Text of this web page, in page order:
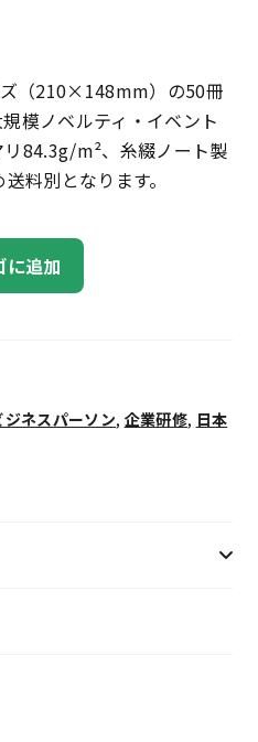
（210×148mm）の50冊
模ノベルティ・イベント
84.3g/m²、糸綴ノート製
料別となります。
に追加
ジネスパーソン, 企業研修, 日本